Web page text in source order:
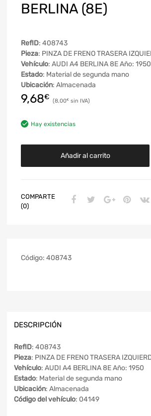
BERLINA (8E)
RefID: 408743
Pieza: PINZA DE FRENO TRASERA
Vehículo: AUDI A4 BERLINA 8E Año: 1950
Estado: Material de segunda mano
Ubicación: Almacenada
9,68€ 8,00€
Hay existencias
Añadir al carrito
COMPARTE
(0)
Código: 408743
DESCRIPCIÓN
RefID: 408743
Pieza: PINZA DE FRENO TRASERA
Vehículo: AUDI A4 BERLINA 8E Año: 1950
Estado: Material de segunda mano
Ubicación: Almacenada
Código del vehículo: 04149